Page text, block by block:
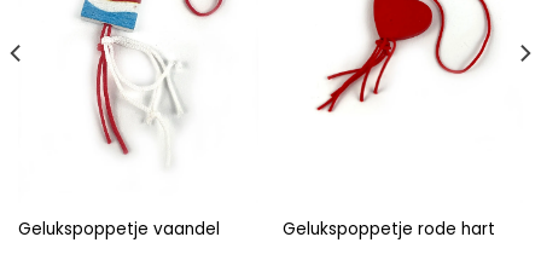
Gelukspoppetje vaandel Gelukspoppetje rode hart